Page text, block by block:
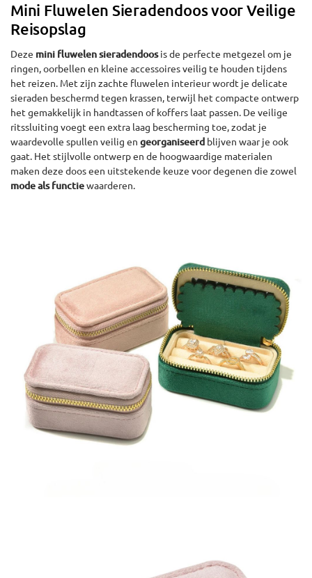
Mini Fluwelen Sieradendoos voor Veilige
Reisopslag
Deze mini fluwelen sieradendoosis de perfecte metgezel om je
ringen, oorbellen en kleine accessoires veilig te houden tijdens
het reizen. Met zijn zachte fluwelen interieur wordt je delicate
sieraden beschermd tegen krassen, terwijl het compacte ontwerp
het gemakkelijk in handtassen of koffers laat passen. De veilige
ritssluiting voegt een extra laag bescherming toe, zodat je
waardevolle spullen veilig en georganiseerd blijven waar je ook
gaat. Het stijlvolle ontwerp en de hoogwaardige materialen
maken deze doos een uitstekende keuze voor degenen die zowel
mode als functiewaarderen.